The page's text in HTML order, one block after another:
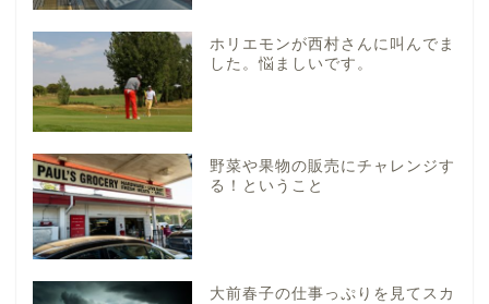
ホリエモンが西村さんに叫んでま
した。悩ましいです。
野菜や果物の販売にチャレンジす
る！ということ
大前春子の仕事っぷりを見てスカ